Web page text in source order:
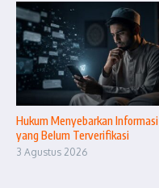
Hukum Menyebarkan Informasi
yang Belum Terverifikasi
3 Agustus 2026